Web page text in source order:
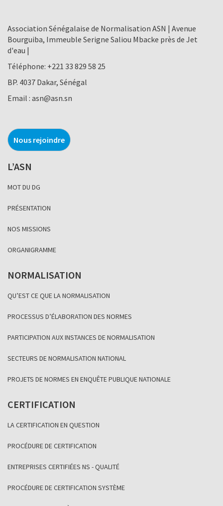
Association Sénégalaise de Normalisation ASN | Avenue
Bourguiba, Immeuble Serigne Saliou Mbacke près de Jet
d'eau |
Téléphone: +221 33 829 58 25
BP. 4037 Dakar, Sénégal
Email : asn@asn.sn
Nous rejoindre
L’ASN
MOT DU DG
PRÉSENTATION
NOS MISSIONS
ORGANIGRAMME
NORMALISATION
QU’EST CE QUE LA NORMALISATION
PROCESSUS D’ÉLABORATION DES NORMES
PARTICIPATION AUX INSTANCES DE NORMALISATION
SECTEURS DE NORMALISATION NATIONAL
PROJETS DE NORMES EN ENQUÊTE PUBLIQUE NATIONALE
CERTIFICATION
LA CERTIFICATION EN QUESTION
PROCÉDURE DE CERTIFICATION
ENTREPRISES CERTIFIÉES NS - QUALITÉ
PROCÉDURE DE CERTIFICATION SYSTÈME